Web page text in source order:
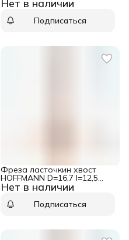
Нет в наличии
D=5,3 I=4,0 S=6,0 L=43,0 CMT
718.053.11
Подписаться
Нет в наличии
Фреза ласточкин хвост
HOFFMANN D=16,7 I=12,5
S=8,0 L=49,0 CMT 918.167.11
Подписаться